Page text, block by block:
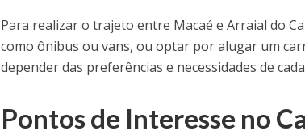
Para realizar o trajeto entre Macaé e Arraial do
como ônibus ou vans, ou optar por alugar um
depender das preferências e necessidades de
Pontos de Interesse no